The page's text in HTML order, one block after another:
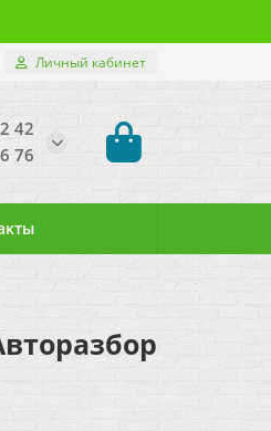
Личный кабинет
42
76